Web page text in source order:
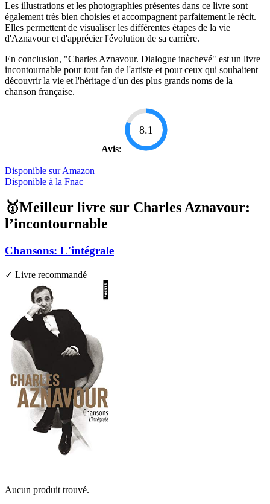
Les illustrations et les photographies présentes dans ce livre sont
également très bien choisies et accompagnent parfaitement le récit.
Elles permettent de visualiser les différentes étapes de la vie
d'Aznavour et d'apprécier l'évolution de sa carrière.
En conclusion, "Charles Aznavour. Dialogue inachevé" est un livre
incontournable pour tout fan de l'artiste et pour ceux qui souhaitent
découvrir la vie et l'héritage d'un des plus grands noms de la
chanson française.
Avis:
8.1
Disponible sur Amazon |
Disponible à la Fnac
🥇Meilleur livre sur Charles Aznavour:
l’incontournable
Chansons: L'intégrale
✓ Livre recommandé
Aucun produit trouvé.